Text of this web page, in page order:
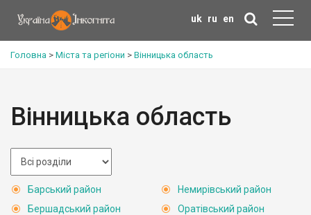
uk ru en
Головна > Міста та регіони > Вінницька область
Вінницька область
Барський район
Бершадський район
Немирівський район
Оратівський район